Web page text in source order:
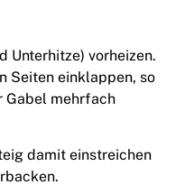
Unterhitze) vorheizen.
Seiten einklappen, so
Gabel mehrfach
damit einstreichen